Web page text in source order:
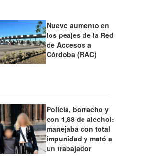
Nuevo aumento en
los peajes de la Red
de Accesos a
Córdoba (RAC)
Policía, borracho y
con 1,88 de alcohol:
manejaba con total
impunidad y mató a
un trabajador